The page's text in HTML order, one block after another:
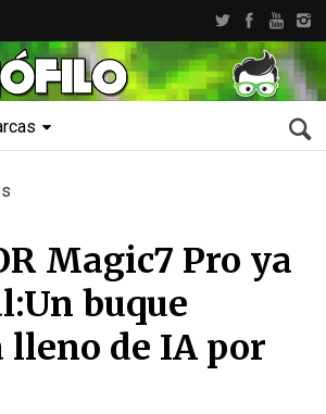
Magic7 Pro ya
buque
de IA por